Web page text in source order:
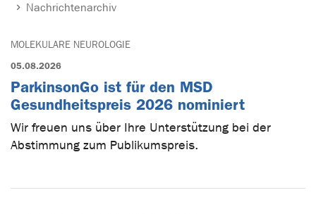
Nachrichtenarchiv
MOLEKULARE NEUROLOGIE
05.08.2026
ParkinsonGo ist für den MSD
Gesundheitspreis 2026 nominiert
Wir freuen uns über Ihre Unterstützung bei der
Abstimmung zum Publikumspreis.